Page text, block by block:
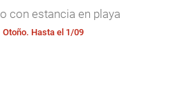
con estancia en playa
Otoño. Hasta el 1/09